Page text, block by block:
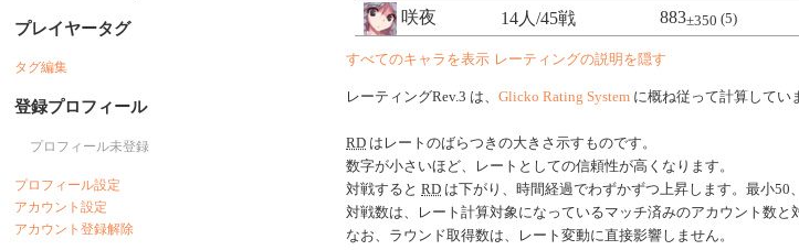
咲夜 14人/45戦 883±350 (5)
すべてのキャラを表示 レーティングの説明を隠す
レーティングRev.3 は、Glicko Rating System に概ね従って計算してい
RD はレートのばらつきの大きさ示すものです。
数字が小さいほど、レートとしての信頼性が高くなります。
対戦するとRD は下がり、時間経過でわずかずつ上昇します。最小50
対戦数は、レート計算対象になっているマッチ済みのアカウント数と
なお、ラウンド取得数は、レート変動に直接影響しません。
プレイヤータグ
タグ編集
登録プロフィール
プロフィール未登録
プロフィール設定
アカウント設定
アカウント登録解除